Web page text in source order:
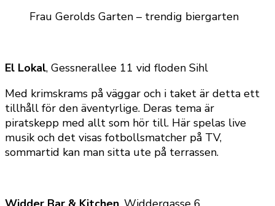
Frau Gerolds Garten – trendig biergarten
El Lokal, Gessnerallee 11 vid floden Sihl
Med krimskrams på väggar och i taket är detta ett
tillhåll för den äventyrlige. Deras tema är
piratskepp med allt som hör till. Här spelas live
musik och det visas fotbollsmatcher på TV,
sommartid kan man sitta ute på terrassen.